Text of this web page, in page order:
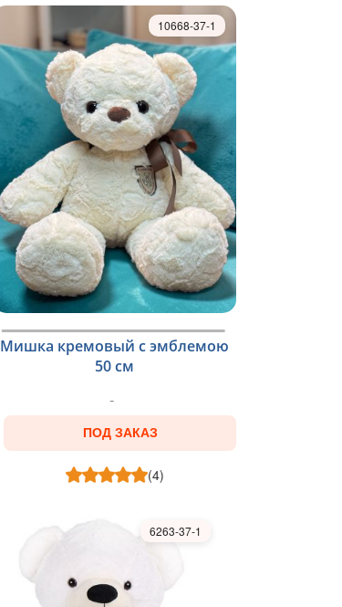
Мишка кремовый с эмблемою
50 см
10668-37-1
ПОД ЗАКАЗ
(4)
6263-37-1